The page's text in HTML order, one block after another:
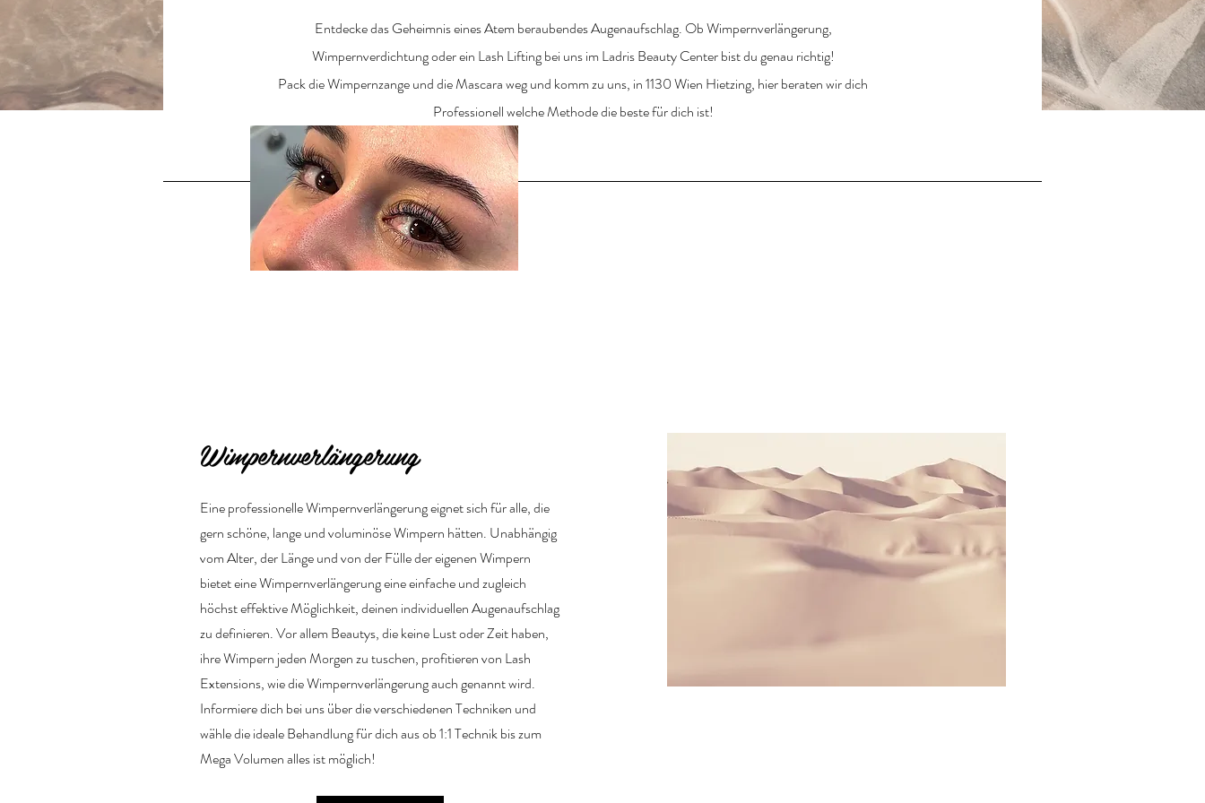
Entdecke das Geheimnis eines Atem beraubendes Augenaufschlag. Ob Wimpernverlängerung,
Wimpernverdichtung oder ein Lash Lifting bei uns im Ladris Beauty Center bist du genau richtig!
Pack die Wimpernzange und die Mascara weg und komm zu uns, in 1130 Wien Hietzing, hier beraten wir dich
Professionell welche Methode die beste für dich ist!
Wimpernverlängerung
Eine professionelle Wimpernverlängerung eignet sich für alle, die
gern schöne, lange und voluminöse Wimpern hätten. Unabhängig
vom Alter, der Länge und von der Fülle der eigenen Wimpern
bietet eine Wimpernverlängerung eine einfache und zugleich
höchst effektive Möglichkeit, deinen individuellen Augenaufschlag
zu definieren. Vor allem Beautys, die keine Lust oder Zeit haben,
ihre Wimpern jeden Morgen zu tuschen, profitieren von Lash
Extensions, wie die Wimpernverlängerung auch genannt wird.
Informiere dich bei uns über die verschiedenen Techniken und
wähle die ideale Behandlung für dich aus ob 1:1 Technik bis zum
Mega Volumen alles ist möglich!